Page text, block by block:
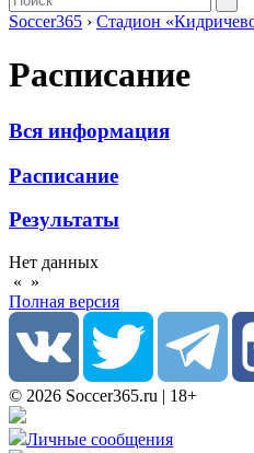
Soccer365 › Стадион
Расписание
Вся информация
Расписание
Результаты
Нет данных
« »
Полная версия
© 2026 Soccer365.ru | 18+
Личные сообщения